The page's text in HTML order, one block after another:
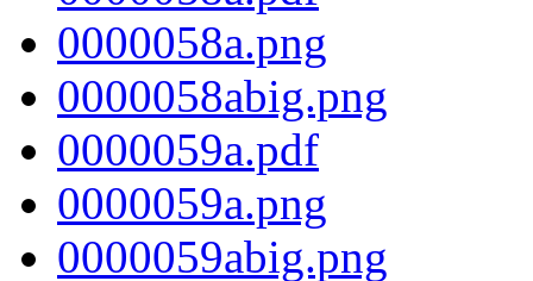
0000058a.png
0000058abig.png
0000059a.pdf
0000059a.png
0000059abig.png